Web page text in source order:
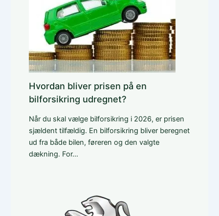
Hvordan bliver prisen på en
bilforsikring udregnet?
Når du skal vælge bilforsikring i 2026, er prisen
sjældent tilfældig. En bilforsikring bliver beregnet
ud fra både bilen, føreren og den valgte
dækning. For…